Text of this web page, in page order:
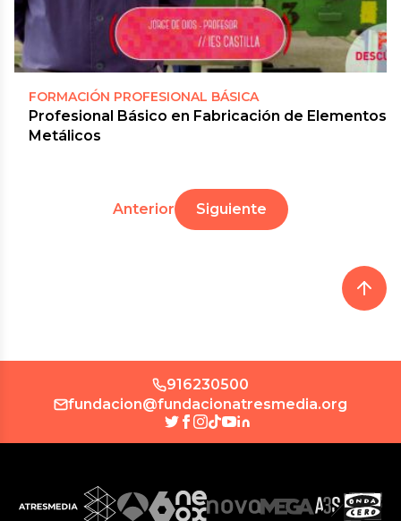
FORMACIÓN PROFESIONAL BÁSICA
Profesional Básico en Fabricación de Elementos
Metálicos
Anterior Siguiente
916230500
fundacion@fundacionatresmedia.org